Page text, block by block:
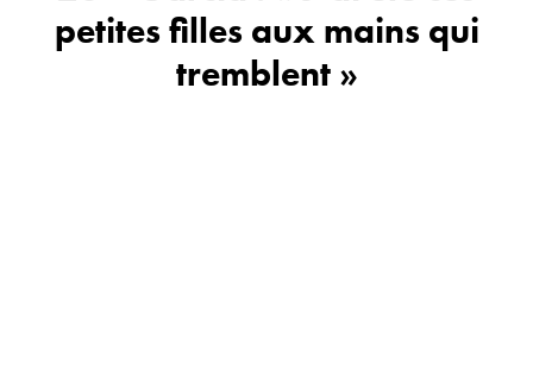
petites filles aux mains qui
tremblent »